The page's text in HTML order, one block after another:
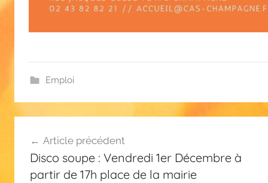
Emploi
de
l’article
Article précédent
Disco soupe : Vendredi 1er Décembre à
partir de 17h place de la mairie